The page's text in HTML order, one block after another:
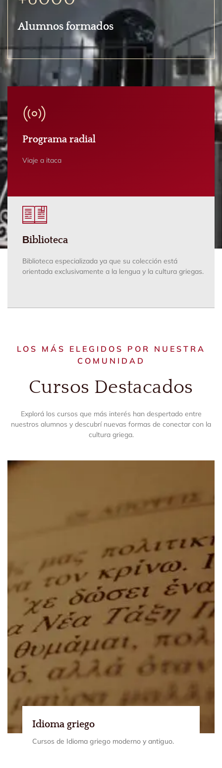
Alumnos formados
Βiblioteca
Βiblioteca especializada ya que su colección está
orientada exclusivamente a la lengua y la cultura griegas.
Programa radial
Viaje a itaca
LOS MÁS ELEGIDOS POR NUESTRA
COMUNIDAD
Cursos Destacados
Explorá los cursos que más interés han despertado entre
nuestros alumnos y descubrí nuevas formas de conectar con la
cultura griega.
Idioma griego
Cursos de Idioma griego moderno y antiguo.